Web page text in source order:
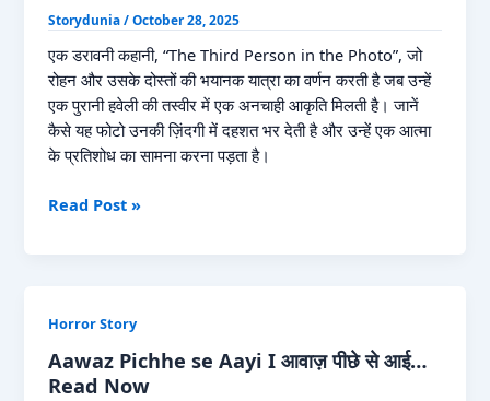
Read
Now
Storydunia/October 28, 2025
एक डरावनी कहानी, “The Third Person in the Photo”, जो
रोहन और उसके दोस्तों की भयानक यात्रा का वर्णन करती है जब उन्हें
एक पुरानी हवेली की तस्वीर में एक अनचाही आकृति मिलती है। जानें
कैसे यह फोटो उनकी ज़िंदगी में दहशत भर देती है और उन्हें एक आत्मा
के प्रतिशोध का सामना करना पड़ता है।
The
Photo:
A
Haunting
Read Post »
Horror Story
Aawaz Pichhe se Aayi I आवाज़ पीछे से आई…
Read Now